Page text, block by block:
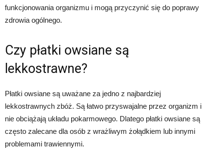
funkcjonowania organizmu i mogą przyczynić się do poprawy
zdrowia ogólnego.
Czy płatki owsiane są
lekkostrawne?
Płatki owsiane są uważane za jedno z najbardziej
lekkostrawnych zbóż. Są łatwo przyswajalne przez organizm i
nie obciążają układu pokarmowego. Dlatego płatki owsiane są
często zalecane dla osób z wrażliwym żołądkiem lub innymi
problemami trawiennymi.